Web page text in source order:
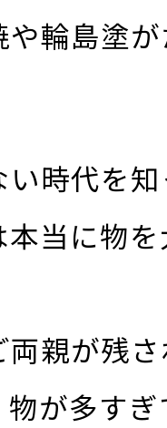
輪島塗
時代を
当に物
両親が残
物が多す